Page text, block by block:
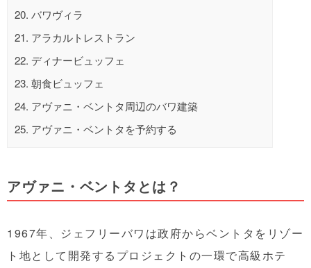
20. バワヴィラ
21. アラカルトレストラン
22. ディナービュッフェ
23. 朝食ビュッフェ
24. アヴァニ・ベントタ周辺のバワ建築
25. アヴァニ・ベントタを予約する
アヴァニ・ベントタとは？
1967年、ジェフリーバワは政府からベントタをリゾー
ト地として開発するプロジェクトの一環で高級ホテ